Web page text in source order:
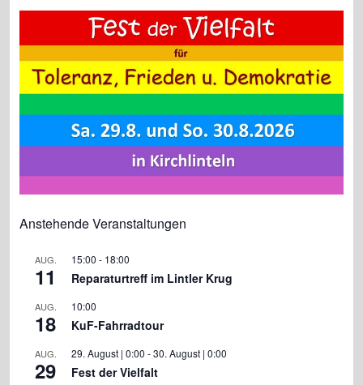
o
o
k
n p
p
Anstehende Veranstaltungen
AUG.
11
15:00 - 18:00
Reparaturtreff im Lintler Krug
AUG.
18
10:00
KuF-Fahrradtour
AUG.
29
29. August | 0:00 -30. August | 0:00
Fest der Vielfalt